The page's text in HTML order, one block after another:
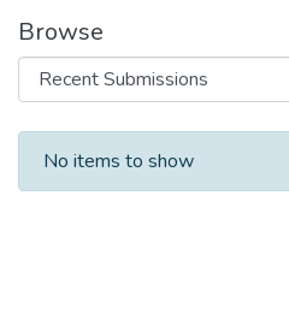
Browse
Recent Submissions
No items to show